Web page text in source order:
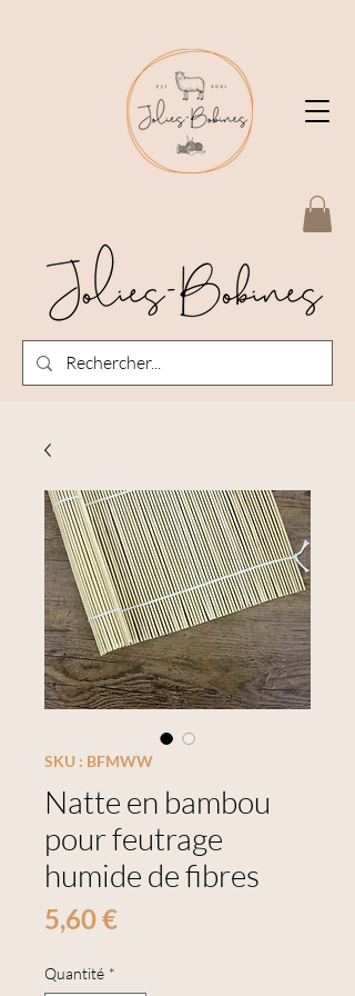
SKU : BFMWW
Natte en bambou
pour feutrage
humide de fibres
5,60 €Prix
Quantité *